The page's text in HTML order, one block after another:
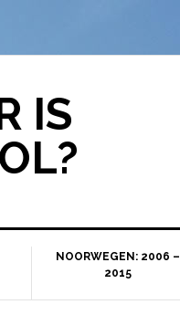
IS
NOORWEGEN: 2006 –
2015